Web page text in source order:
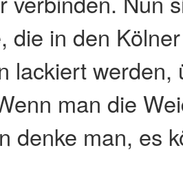
die in den
lackiert werden,
man die
denke man, es